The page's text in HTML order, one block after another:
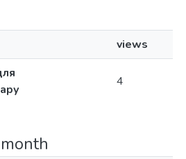
views
4